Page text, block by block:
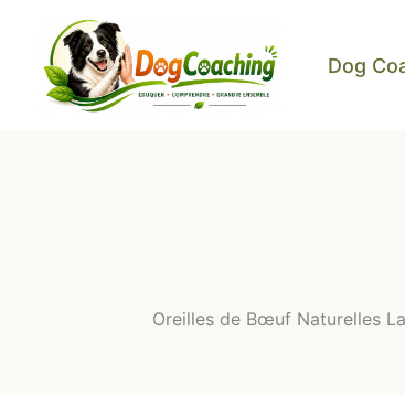
contenu
Dog
Oreilles de Bœuf Naturelles